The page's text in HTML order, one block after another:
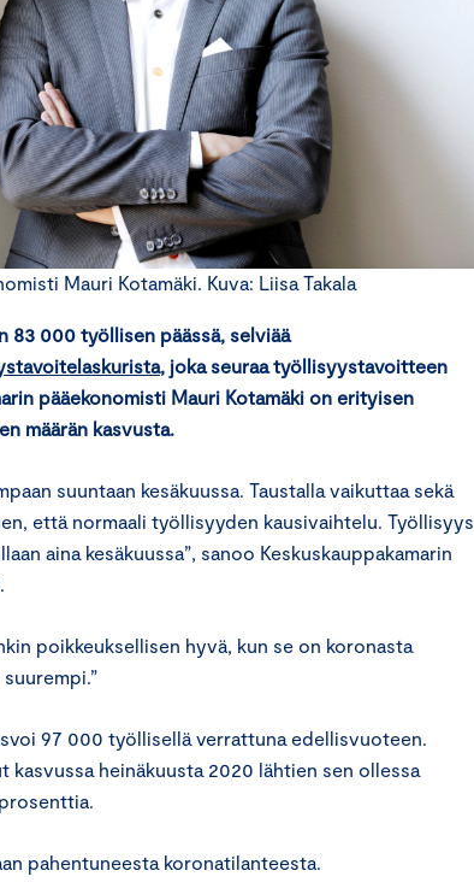
Mauri Kotamäki. Kuva: Liisa Takala
000 työllisen päässä, selviää
, joka seuraa työllisyystavoitteen
pääekonomisti Mauri Kotamäki on erityisen
määrän kasvusta.
suuntaan kesäkuussa. Taustalla vaikuttaa sekä
että normaali työllisyyden kausivaihtelu. Työllisyys
aina kesäkuussa”, sanoo Keskuskauppakamarin
poikkeuksellisen hyvä, kun se on koronasta
97 000 työllisellä verrattuna edellisvuoteen.
heinäkuusta 2020 lähtien sen ollessa
pahentuneesta koronatilanteesta.